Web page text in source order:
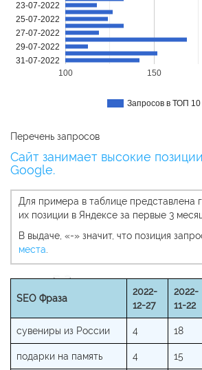
Запросов в ТОП 10
100 150
23-07-2022
25-07-2022
27-07-2022
29-07-2022
31-07-2022
Перечень запросов
Сайт занимает высокие
Google.
Для примера в таблице представлена
их позиции в Яндексе за первые 3
В выдаче, «-» значит, что позиция
места.
SEO Фраза
2022-
12-27
2022-
11-22
сувениры из России 4 18
подарки на память 4 15